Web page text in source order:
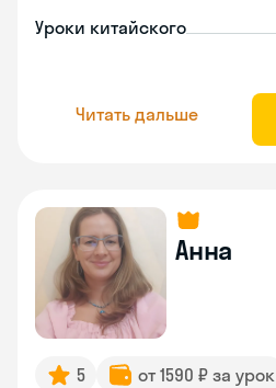
Уроки китайского
Читать дальше
Анна
5 от 1590 ₽ за урок